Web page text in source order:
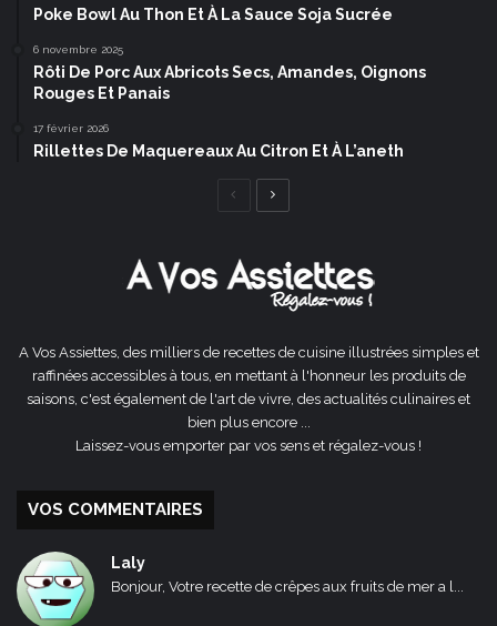
Poke Bowl Au Thon Et À La Sauce Soja Sucrée
6 novembre 2025
Rôti De Porc Aux Abricots Secs, Amandes, Oignons
Rouges Et Panais
17 février 2026
Rillettes De Maquereaux Au Citron Et À L’aneth
Page
A Vos Assiettes, des milliers de recettes de cuisine illustrées simples et
raffinées accessibles à tous, en mettant à l'honneur les produits de
saisons, c'est également de l'art de vivre, des actualités culinaires et
bien plus encore ...
Laissez-vous emporter par vos sens et régalez-vous !
VOS COMMENTAIRES
Laly
Bonjour, Votre recette de crêpes aux fruits de mer a l...